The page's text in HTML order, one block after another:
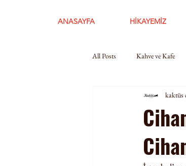
ANASAYFA HİKAYEMİZ
All Posts Kahve ve Kafe
kaktüs